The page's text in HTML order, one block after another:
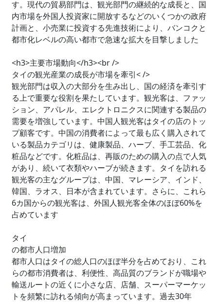
す。現代の貿易部門は、観光部門の継続的な成長と、国
内市場を外国人投資家に開放するなどのいくつかの政府
計画と、小売業に投資する先進技術により、バンコクと
都市化レベルの高い都市で急速な拡大を目撃しました
<h3>主要市場動向</h3><br />
タイの観光産業の成長が市場を牽引< />
観光部門は収入の大部分を生み出し、国の経済を牽引す
る上で重要な役割を果たしています。観光客は、ファッ
ション、アパレル、エレクトロニクスに関連する製品の
需要を増強しています。中国人観光客はタイの店のトッ
プ顧客です。中国の消費者によって最も広く購入されて
いる製品カテゴリは、健康製品、ハーブ、手工芸品、化
粧品などです。化粧品は、再販のための購入の点で人気
があり、続いて衣類やハーブが続きます。タイを訪れる
観光客の主なグループは、中国、マレーシア、インド、
韓国、ラオス、日本が含まれています。さらに、これら
6カ国からの観光客は、外国人観光客全体のほぼ60%を
占めています
タイ
の都市人口増加
都市人口はタイの総人口のほぼ半分を占めており、これ
らの都市消費者は、利便性、高品質のブランドが職場や
輸送ルートの近くに小さな店、店舗、スーパーマーケッ
トを頻繁に訪れる傾向が高まっています。過去30年